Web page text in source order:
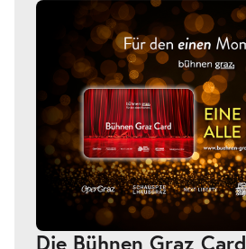
Die Bühnen Graz Card